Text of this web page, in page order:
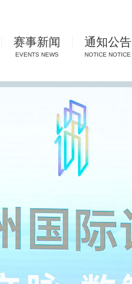
赛事新闻
EVENTS NEWS
通知公告
NOTICE NOTICE